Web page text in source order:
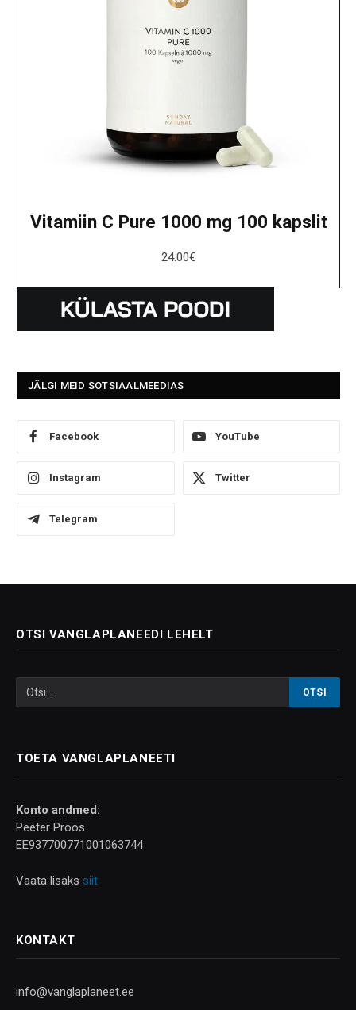
Vitamiin C Pure 1000 mg 100 kapslit
24.00€
JÄLGI MEID SOTSIAALMEEDIAS
Facebook YouTube
Instagram Twitter
Telegram
OTSI VANGLAPLANEEDI LEHELT
TOETA VANGLAPLANEETI
Konto andmed:
Peeter Proos
EE937700771001063744
Vaata lisaks siit
KONTAKT
info@vanglaplaneet.ee